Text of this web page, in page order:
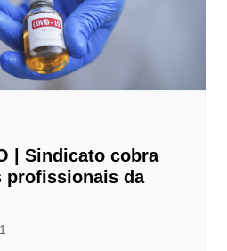
| Sindicato cobra
profissionais da